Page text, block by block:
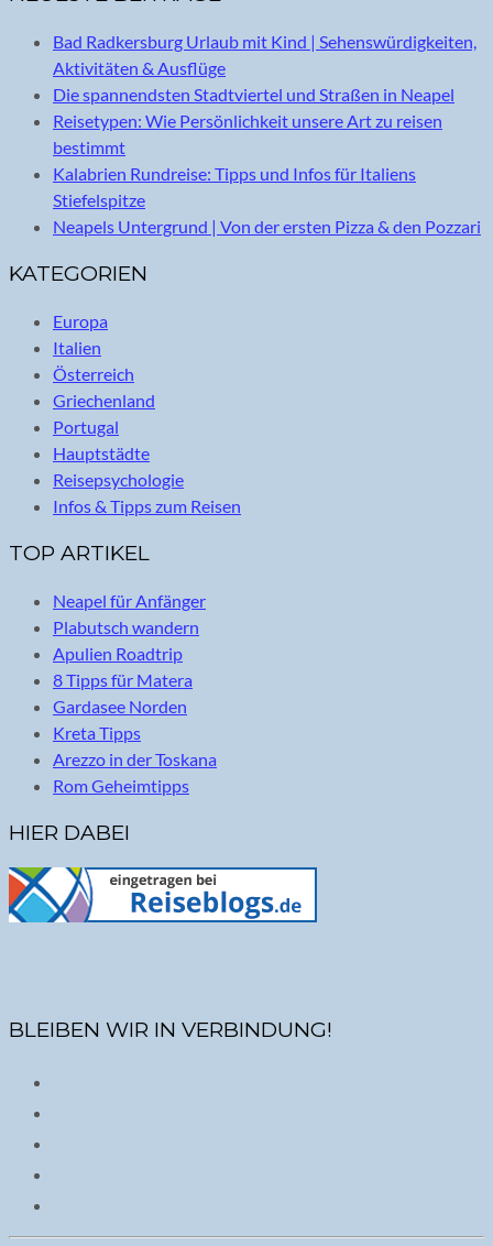
Bad Radkersburg Urlaub mit Kind | Sehenswürdigkeiten,
Aktivitäten & Ausflüge
Die spannendsten Stadtviertel und Straßen in Neapel
Reisetypen: Wie Persönlichkeit unsere Art zu reisen
bestimmt
Kalabrien Rundreise: Tipps und Infos für Italiens
Stiefelspitze
Neapels Untergrund | Von der ersten Pizza & den Pozzari
KATEGORIEN
Europa
Italien
Österreich
Griechenland
Portugal
Hauptstädte
Reisepsychologie
Infos & Tipps zum Reisen
TOP ARTIKEL
Neapel für Anfänger
Plabutsch wandern
Apulien Roadtrip
8 Tipps für Matera
Gardasee Norden
Kreta Tipps
Arezzo in der Toskana
Rom Geheimtipps
HIER DABEI
BLEIBEN WIR IN VERBINDUNG!